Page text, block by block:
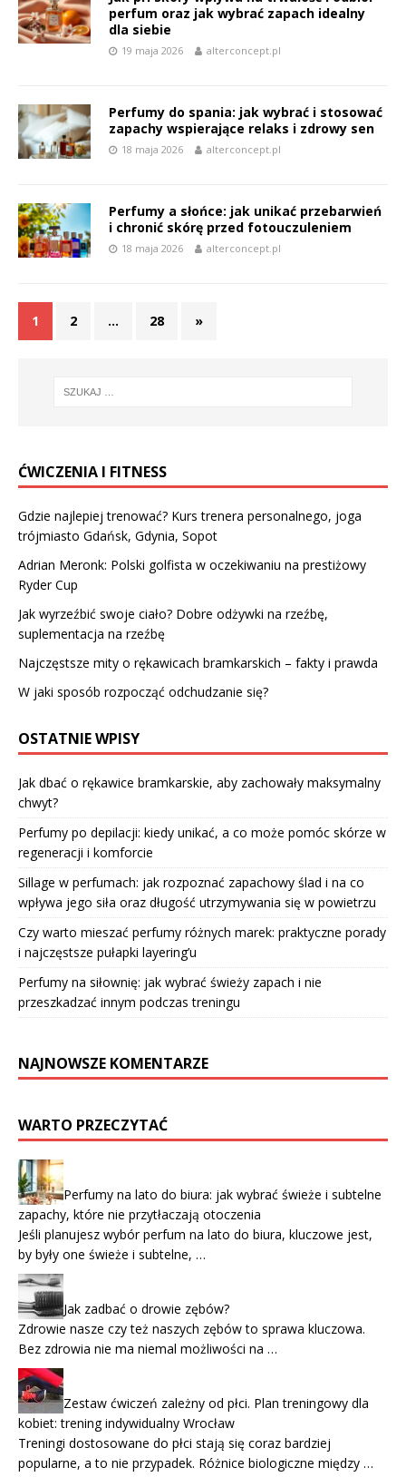
perfum oraz jak wybrać zapach idealny
dla siebie
19 maja 2026 alterconcept.pl
Perfumy do spania: jak wybrać i stosować
zapachy wspierające relaks i zdrowy sen
18 maja 2026 alterconcept.pl
Perfumy a słońce: jak unikać przebarwień
i chronić skórę przed fotouczuleniem
18 maja 2026 alterconcept.pl
1 2 … 28 »
ĆWICZENIA I FITNESS
Gdzie najlepiej trenować? Kurs trenera personalnego, joga
trójmiasto Gdańsk, Gdynia, Sopot
Adrian Meronk: Polski golfista w oczekiwaniu na prestiżowy
Ryder Cup
Jak wyrzeźbić swoje ciało? Dobre odżywki na rzeźbę,
suplementacja na rzeźbę
Najczęstsze mity o rękawicach bramkarskich – fakty i prawda
W jaki sposób rozpocząć odchudzanie się?
OSTATNIE WPISY
Jak dbać o rękawice bramkarskie, aby zachowały maksymalny
chwyt?
Perfumy po depilacji: kiedy unikać, a co może pomóc skórze w
regeneracji i komforcie
Sillage w perfumach: jak rozpoznać zapachowy ślad i na co
wpływa jego siła oraz długość utrzymywania się w powietrzu
Czy warto mieszać perfumy różnych marek: praktyczne porady
i najczęstsze pułapki layering’u
Perfumy na siłownię: jak wybrać świeży zapach i nie
przeszkadzać innym podczas treningu
NAJNOWSZE KOMENTARZE
WARTO PRZECZYTAĆ
Perfumy na lato do biura: jak wybrać świeże i subtelne
zapachy, które nie przytłaczają otoczenia
Jeśli planujesz wybór perfum na lato do biura, kluczowe jest,
by były one świeże i subtelne, …
Jak zadbać o drowie zębów?
Zdrowie nasze czy też naszych zębów to sprawa kluczowa.
Bez zdrowia nie ma niemal możliwości na …
Zestaw ćwiczeń zależny od płci. Plan treningowy dla
kobiet: trening indywidualny Wrocław
Treningi dostosowane do płci stają się coraz bardziej
popularne, a to nie przypadek. Różnice biologiczne między …